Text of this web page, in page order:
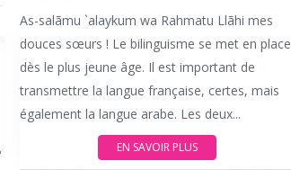
As-salãmu `alaykum wa Rahmatu Llãhi mes
douces sœurs ! Le bilinguisme se met en place
dès le plus jeune âge. Il est important de
transmettre la langue française, certes, mais
également la langue arabe. Les deux...
EN SAVOIR PLUS
ARABE
ALPHABET
ECOLE A LA MAISON